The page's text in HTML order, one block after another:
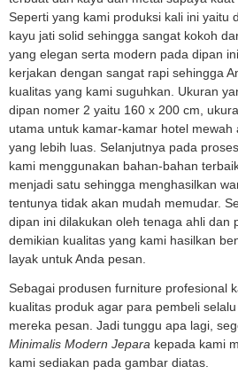
Seperti yang kami produksi kali ini yaitu
kayu jati solid sehingga sangat kokoh
yang elegan serta modern pada dipan
kerjakan dengan sangat rapi sehingga
kualitas yang kami suguhkan. Ukuran
dipan nomer 2 yaitu 160 x 200 cm,
utama untuk kamar-kamar hotel
yang lebih luas. Selanjutnya pada
kami menggunakan bahan-bahan
menjadi satu sehingga menghasilkan
tentunya tidak akan mudah memudar.
dipan ini dilakukan oleh tenaga ahli dan
demikian kualitas yang kami hasilkan
layak untuk Anda pesan.
Sebagai produsen furniture profesional
kualitas produk agar para pembeli
mereka pesan. Jadi tunggu apa lagi,
Minimalis Modern Jepara kepada kami
kami sediakan pada gambar diatas.